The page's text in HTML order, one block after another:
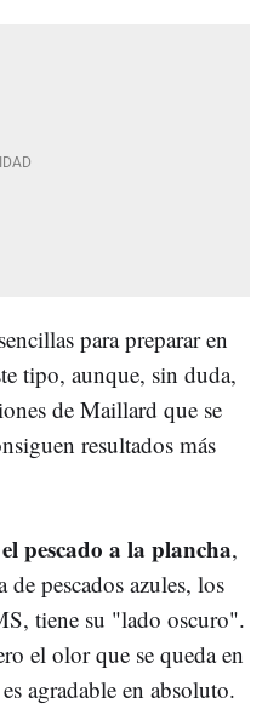
para preparar en
tipo, aunque, sin duda,
de Maillard que se
resultados más
pescado a la plancha,
de pescados azules, los
tiene su "lado oscuro".
el olor que se queda en
agradable en absoluto.